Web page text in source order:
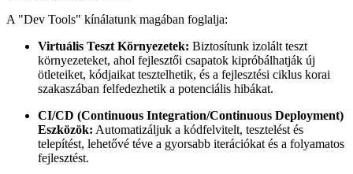
A "Dev Tools" kínálatunk magában foglalja:
Virtuális Teszt Környezetek: Biztosítunk izolált teszt
környezeteket, ahol fejlesztői csapatok kipróbálhatják új
ötleteiket, kódjaikat tesztelhetik, és a fejlesztési ciklus korai
szakaszában felfedezhetik a potenciális hibákat.
CI/CD (Continuous Integration/Continuous Deployment)
Eszközök: Automatizáljuk a kódfelvitelt, tesztelést és
telepítést, lehetővé téve a gyorsabb iterációkat és a folyamatos
fejlesztést.